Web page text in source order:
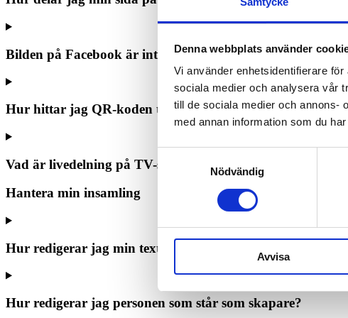
Denna webbplats använder
Vi använder enhetsidentifierare
sociala medier och analysera vår
till de sociala medier och annons-
med annan information som du
Nödvändig
Avvisa
Bilden på Facebook är inte den rätta – vad gör jag?
Hur hittar jag QR-koden till min insamling?
Vad är livedelning på TV-skärm?
Hantera min insamling
Hur redigerar jag min text och rubrik?
Hur redigerar jag personen som står som skapare?